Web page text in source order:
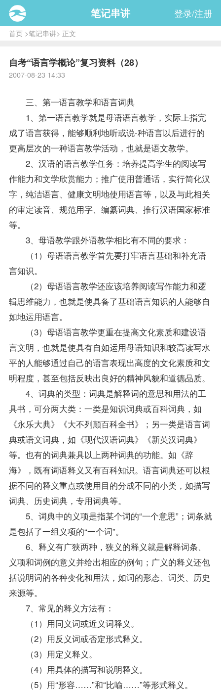
笔记串讲 登录/注册
首页>笔记串讲> 正文
自考“语言学概论”复习资料（28）
2007-08-23 14:33
三、第一语言教学和语言词典
1、第一语言教学就是母语语言教学，实际上指完
成了语言获得，能够顺利地听或说-种语言以后进行的
更高层次的一种语言教学活动，也就是语文教学。
2、汉语的语言教学任务：培养提高学生的阅读写
作能力和文学欣赏能力；推广使用普通话，实行简化汉
字，纯洁语言、健康文明地使用语言等，以及与此相关
的审定读音、规范用字、编纂词典、推行汉语国家标准
等。
3、母语教学跟外语教学相比有不同的要求：
（1）母语语言教学首先要打牢语言基础和补充语
言知识。
（2）母语语言教学还应该培养阅读写作能力和逻
辑思维能力，也就是使具备了基础语言知识的人能够自
如地运用语言。
（3）母语语言教学更重在提高文化素质和建设语
言文明，也就是使具有自如运用母语知识和较高读写水
平的人能够通过自己的语言表现出高度的文化素质和文
明程度，甚至包括反映出良好的精神风貌和道德品质。
4、词典的类型：词典是解释词的意思和用法的工
具书，可分两大类：一类是知识词典或百科词典，如
《永乐大典》《大不列颠百科全书》；另一类是语言词
典或语文词典，如《现代汉语词典》《新英汉词典》
等。也有的词典兼具以上两种词典的功能。如《辞
海》，既有词语释义又有百科知识。语言词典还可以根
据不同的释义重点或使用目的分成不同的小类，如描写
词典、历史词典，专用词典等。
5、词典中的义项是指某个词的“一个意思”；词条就
是包括了一组义项的“一个词”。
6、释义有广狭两种，狭义的释义就是解释词条、
义项和词例的意义并给出相应的例句；广义的释义还包
括说明词的各种变化和用法，如词的形态、词类、历史
来源等。
7、常见的释义方法有：
（1）用同义词或近义词释义。
（2）用反义词或否定形式释义。
（3）用定义释义。
（4）用具体的描写和说明释义。
（5）用“形容……”和“比喻……”等形式释义。